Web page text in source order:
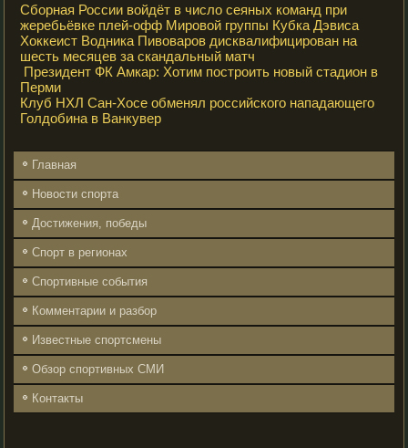
Сборная России войдёт в число сеяных команд при
жеребьёвке плей-офф Мировой группы Кубка Дэвиса
Хоккеист Водника Пивоваров дисквалифицирован на
шесть месяцев за скандальный матч
Президент ФК Амкар: Хотим построить новый стадион в
Перми
Клуб НХЛ Сан-Хосе обменял российского нападающего
Голдобина в Ванкувер
Главная
Новости спорта
Достижения, победы
Спорт в регионах
Спортивные события
Комментарии и разбор
Известные спортсмены
Обзор спортивных СМИ
Контакты